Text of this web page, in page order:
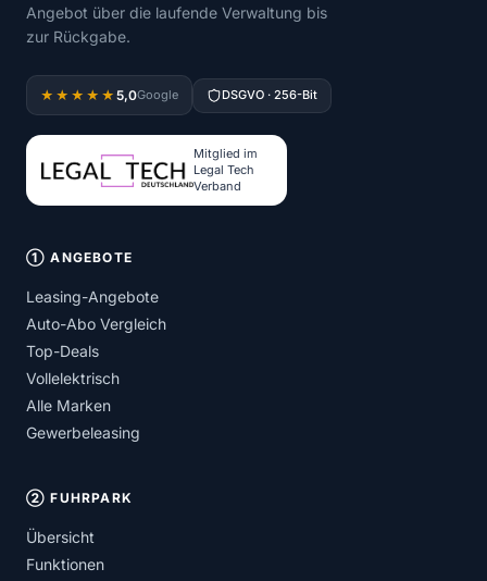
Angebot über die laufende Verwaltung bis
zur Rückgabe.
★★★★★ 5,0Google DSGVO · 256-Bit
Mitglied im
Legal Tech
Verband
① ANGEBOTE
Leasing-Angebote
Auto-Abo Vergleich
Top-Deals
Vollelektrisch
Alle Marken
Gewerbeleasing
② FUHRPARK
Übersicht
Funktionen